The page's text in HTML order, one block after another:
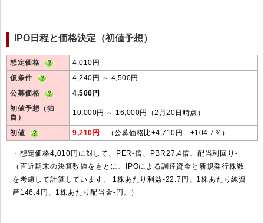
IPO日程と価格決定（初値予想）
想定価格
4,010円
仮条件
4,240円 ～ 4,500円
公募価格
4,500円
初値予想（独
自）
10,000円 ～ 16,000円（2月20日時点）
初値 9,210円 （公募価格比+4,710円 +104.7％）
・想定価格4,010円に対して、PER-倍、PBR27.4倍、配当利回り-
（直近期末の決算数値をもとに、IPOによる調達資金と新規発行株数
を考慮して計算しています。 1株あたり利益-22.7円、1株あたり純資
産146.4円、1株あたり配当金-円。）